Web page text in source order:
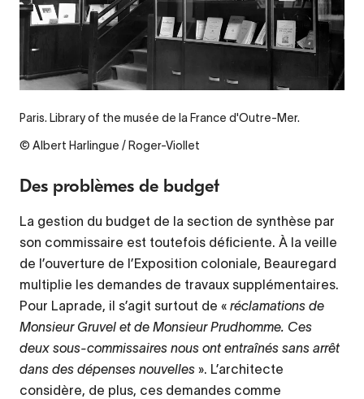
Paris. Library of the musée de la France d'Outre-Mer.
© Albert Harlingue / Roger-Viollet
Des problèmes de budget
La gestion du budget de la section de synthèse par
son commissaire est toutefois déficiente. À la veille
de l’ouverture de l’Exposition coloniale, Beauregard
multiplie les demandes de travaux supplémentaires.
Pour Laprade, il s’agit surtout de « réclamations de
Monsieur Gruvel et de Monsieur Prudhomme. Ces
deux sous-commissaires nous ont entraînés sans arrêt
dans des dépenses nouvelles ». L’architecte
considère, de plus, ces demandes comme